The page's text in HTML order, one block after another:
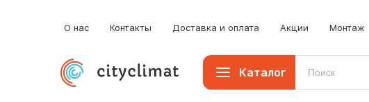
О нас Контакты Доставка и оплата Акции Монтаж
Каталог